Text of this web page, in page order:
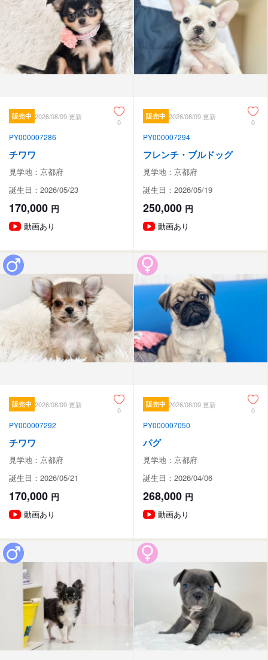
販売中 2026/08/09 更新
0
PY000007286
チワワ
見学地：京都府
誕生日：2026/05/23
170,000 円
動画あり
販売中 2026/08/09 更新
0
PY000007294
フレンチ・ブルドッグ
見学地：京都府
誕生日：2026/05/19
250,000 円
動画あり
販売中 2026/08/09 更新
0
PY000007292
チワワ
見学地：京都府
誕生日：2026/05/21
170,000 円
動画あり
販売中 2026/08/09 更新
0
PY000007050
パグ
見学地：京都府
誕生日：2026/04/06
268,000 円
動画あり